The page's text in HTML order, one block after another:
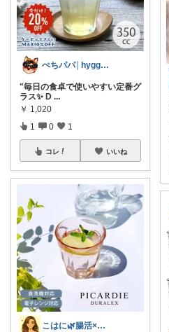
ぺちパパ│hyggeな心意気を大切に🌿
"毎日の食卓で使いやすい定番グ
ラス✨️ D ...
￥ 1,020
1 0 1
コレ いいね
こはに🌿腸活×美容×暮らし